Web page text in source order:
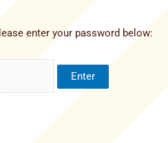
enter your password below: